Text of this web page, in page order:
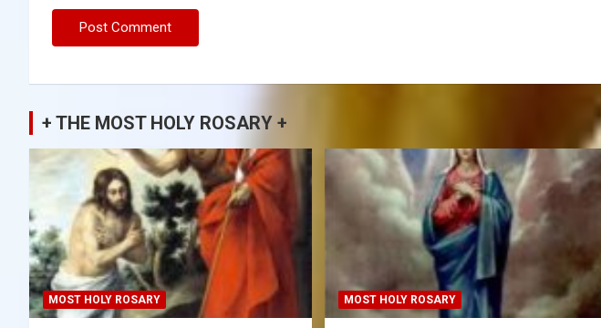
+ THE MOST HOLY ROSARY +
MOST HOLY ROSARY MOST HOLY ROSARY